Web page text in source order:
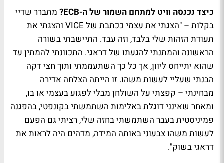
כיצד נכנסה וויט למתחם השמור של ה-ECB?
מתברר שדיי
בקלות – "הצגתי את עצמי ככתבת של VICE והצגתי את
תעודת הזהות שלי בלבד, וזה עבד. התיישבתי בשורה
הראשונה והמתנתי להגעתו של דראגי. התכוונתי להמתין עד
שהוא יתייחס ליוון, אך כל כך השתעממתי ותוך חצי דקה
הבנתי שעליי לעשות משהו. זו הייתה הצלחה אדירה
מבחינתי – קפצתי על השולחן מבלי לפגוע בעצמי או בו,
ומאחר שאינני דוגלת באלימות השתמשתי בקונפטי, בהפגנה
פמיניסטית בעבר השתמשתי בחזה שלי, רציתי גם הפעם
לעשות משהו צבעוני באותה המידה, מדהים היה לראות את
דראגי בשוק".